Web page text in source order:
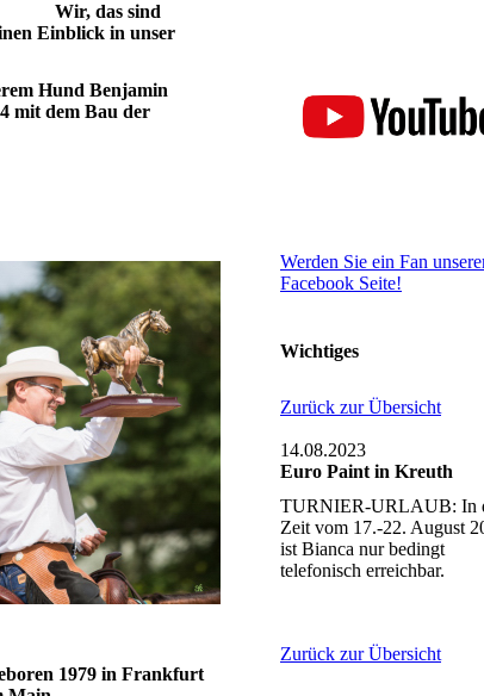
Wir, das sind
Einblick in unser
Hund Benjamin
mit dem Bau der
1979 in Frankfurt
Werden Sie ein Fan
Facebook Seite!
Wichtiges
Zurück zur Übersicht
14.08.2023
Euro Paint in Kreuth
TURNIER-URLAUB: In
Zeit vom 17.-22. August
ist Bianca nur bedingt
telefonisch erreichbar.
Zurück zur Übersicht